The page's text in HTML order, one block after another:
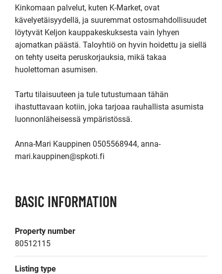
Kinkomaan palvelut, kuten K-Market, ovat
kävelyetäisyydellä, ja suuremmat ostosmahdollisuudet
löytyvät Keljon kauppakeskuksesta vain lyhyen
ajomatkan päästä. Taloyhtiö on hyvin hoidettu ja siellä
on tehty useita peruskorjauksia, mikä takaa
huolettoman asumisen.
Tartu tilaisuuteen ja tule tutustumaan tähän
ihastuttavaan kotiin, joka tarjoaa rauhallista asumista
luonnonläheisessä ympäristössä.
Anna-Mari Kauppinen 0505568944, anna-
mari.kauppinen@spkoti.fi
BASIC INFORMATION
Property number
80512115
Listing type